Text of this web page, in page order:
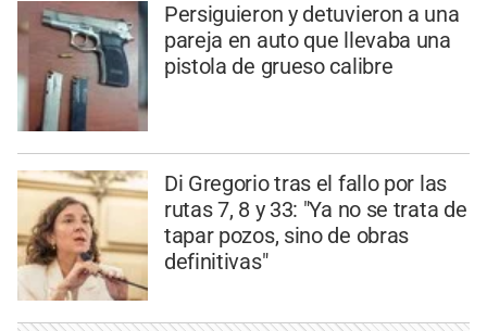
Persiguieron y detuvieron a una
pareja en auto que llevaba una
pistola de grueso calibre
Di Gregorio tras el fallo por las
rutas 7, 8 y 33: "Ya no se trata de
tapar pozos, sino de obras
definitivas"